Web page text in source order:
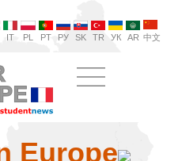
IT PL PT РУ SK TR УК AR 中文
Europe